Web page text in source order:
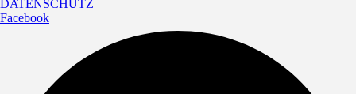
DATENSCHUTZ
Facebook